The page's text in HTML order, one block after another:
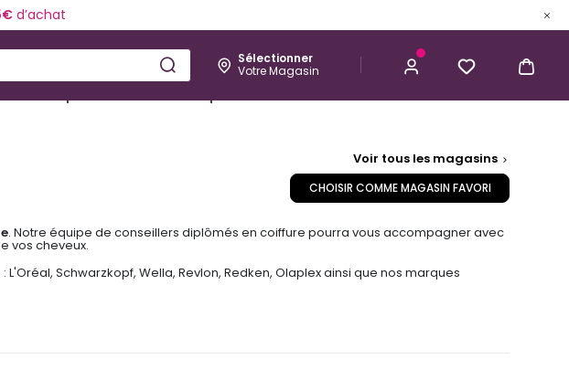
d’achat
Sélectionner
Votre Magasin
technique Esthétique Homme
Kérastase
Voir tous les magasins
CHOISIR COMME MAGASIN FAVORI
. Notre équipe de conseillers diplômés en coiffure pourra vous accompagner avec
vos cheveux.
Schwarzkopf, Wella, Revlon, Redken, Olaplex ainsi que nos marques